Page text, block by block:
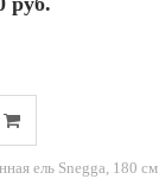
ель Snegga, 180 см